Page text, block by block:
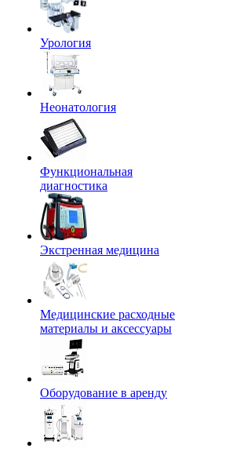
Урология
Неонатология
Функциональная
диагностика
Экстренная медицина
Медицинские расходные
материалы и аксессуары
Оборудование в аренду